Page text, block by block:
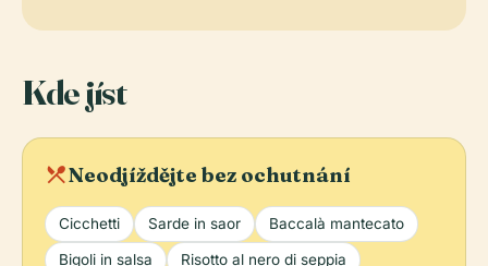
Kde jíst
local_diningNeodjíždějte bez ochutnání
Cicchetti Sarde in saor Baccalà mantecato
Bigoli in salsa Risotto al nero di seppia